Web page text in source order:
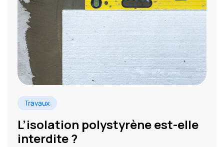
Travaux
L’isolation polystyrène est-elle
interdite ?